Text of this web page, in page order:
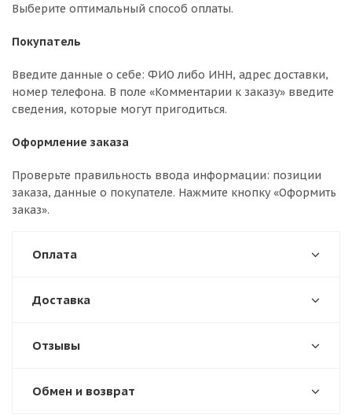
Выберите оптимальный способ оплаты.
Покупатель
Введите данные о себе: ФИО либо ИНН, адрес доставки,
номер телефона. В поле «Комментарии к заказу» введите
сведения, которые могут пригодиться.
Оформление заказа
Проверьте правильность ввода информации: позиции
заказа, данные о покупателе. Нажмите кнопку «Оформить
заказ».
Оплата
Доставка
Отзывы
Обмен и возврат